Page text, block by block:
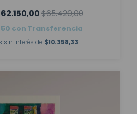
$65.420,00
con Transferencia
sin interés de $10.358,33